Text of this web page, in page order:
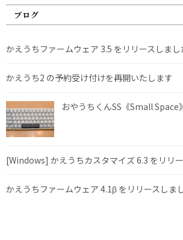
ブログ
かえうちファームウェア 3.5 をリリースしまし
かえうち2 の予約受け付けを再開いたします
おやうちくんSS《Small Space
[Windows] かえうちカスタマイズ 6.3 をリリ
かえうちファームウェア 4.1β をリリースしま